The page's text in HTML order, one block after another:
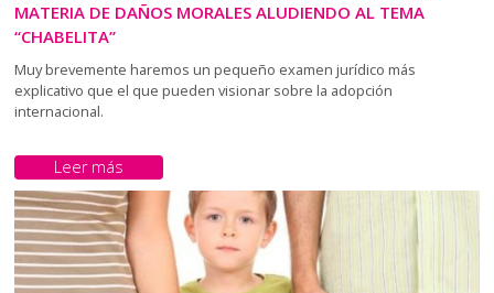
MATERIA DE DAÑOS MORALES ALUDIENDO AL TEMA
“CHABELITA”
Muy brevemente haremos un pequeño examen jurídico más
explicativo que el que pueden visionar sobre la adopción
internacional.
Leer más